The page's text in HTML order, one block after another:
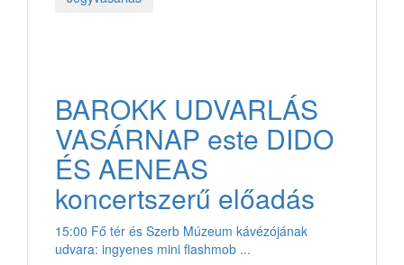
BAROKK UDVARLÁS
VASÁRNAP este DIDO
ÉS AENEAS
koncertszerű előadás
15:00 Fő tér és Szerb Múzeum kávézójának
udvara: ingyenes mini flashmob ...